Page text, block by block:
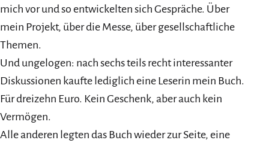
mich vor und so entwickelten sich Gespräche. Über
mein Projekt, über die Messe, über gesellschaftliche
Themen.
Und ungelogen: nach sechs teils recht interessanter
Diskussionen kaufte lediglich eine Leserin mein Buch.
Für dreizehn Euro. Kein Geschenk, aber auch kein
Vermögen.
Alle anderen legten das Buch wieder zur Seite, eine